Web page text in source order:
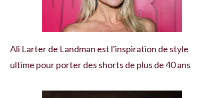
Ali Larter de Landman est l'inspiration de style
ultime pour porter des shorts de plus de 40 ans